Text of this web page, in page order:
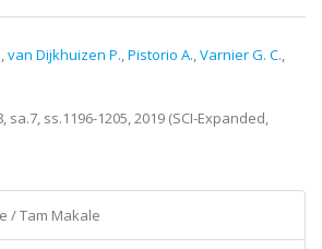
,van Dijkhuizen P.,Pistorio A.,Varnier G. C.,
sa.7, ss.1196-1205, 2019 (SCI-Expanded,
/ Tam Makale